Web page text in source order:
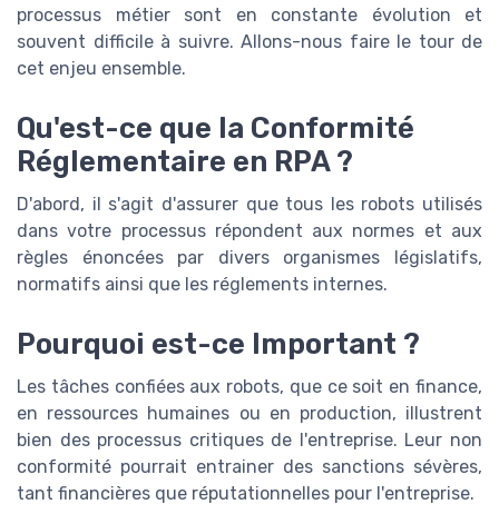
processus métier sont en constante évolution et
souvent difficile à suivre. Allons-nous faire le tour de
cet enjeu ensemble.
Qu'est-ce que la Conformité
Réglementaire en RPA ?
D'abord, il s'agit d'assurer que tous les robots utilisés
dans votre processus répondent aux normes et aux
règles énoncées par divers organismes législatifs,
normatifs ainsi que les réglements internes.
Pourquoi est-ce Important ?
Les tâches confiées aux robots, que ce soit en finance,
en ressources humaines ou en production, illustrent
bien des processus critiques de l'entreprise. Leur non
conformité pourrait entrainer des sanctions sévères,
tant financières que réputationnelles pour l'entreprise.